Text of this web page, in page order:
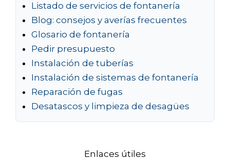
Listado de servicios de fontanería
Blog: consejos y averías frecuentes
Glosario de fontanería
Pedir presupuesto
Instalación de tuberías
Instalación de sistemas de fontanería
Reparación de fugas
Desatascos y limpieza de desagües
Enlaces útiles